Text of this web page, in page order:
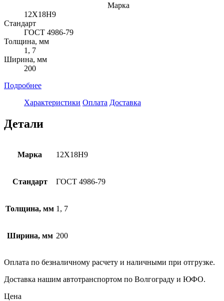
Марка
12Х18Н9
Стандарт
ГОСТ 4986-79
Толщина, мм
1, 7
Ширина, мм
200
Подробнее
Характеристики Оплата Доставка
Детали
Марка 12Х18Н9
Стандарт ГОСТ 4986-79
Толщина, мм 1, 7
Ширина, мм 200
Оплата по безналичному расчету и наличными при отгрузке.
Доставка нашим автотранспортом по Волгограду и ЮФО.
Цена